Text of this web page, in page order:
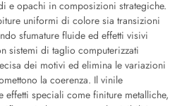
e opachi in composizioni strategiche.
uniformi di colore sia transizioni
sfumature fluide ed effetti visivi
sistemi di taglio computerizzati
dei motivi ed elimina le variazioni
la coerenza. Il vinile
effetti speciali come finiture metalliche,